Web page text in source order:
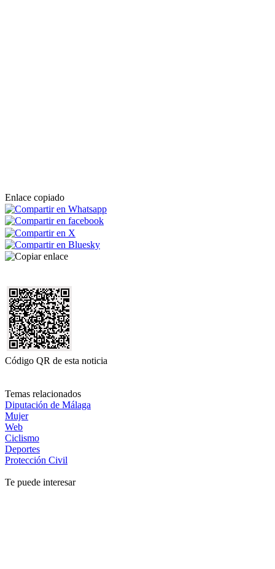
Enlace copiado
Código QR de esta noticia
Temas relacionados
Diputación de Málaga
Mujer
Web
Ciclismo
Deportes
Protección Civil
Te puede interesar